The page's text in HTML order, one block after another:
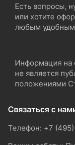
Есть вопросы,
или хотите
любым
Информация на
не является
положениями
Связаться с
Телефон: +7